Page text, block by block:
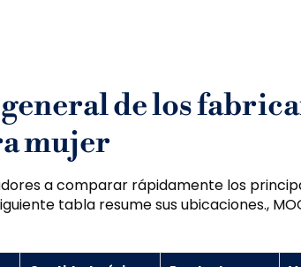
de los
mujer
a comparar rápidamente los
tabla resume sus ubicaciones.,